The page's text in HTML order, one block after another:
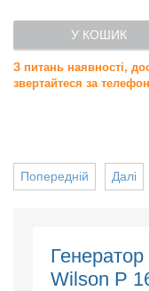
У КОШИК
З питань наявності,
звертайтеся за
Далі
Попередній
Wilson P